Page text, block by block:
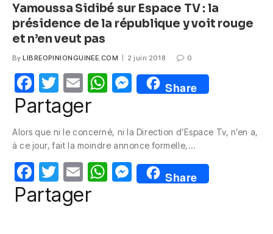
Yamoussa Sidibé sur Espace TV : la
présidence de la république y voit rouge
et n’en veut pas
By LIBREOPINIONGUINEE.COM 2 juin 2018 0
F
a
e
b
o
o
T
w
itt
er
E
m
W
s
A
p
M
e
e
n
g
Share
Partager
Alors que ni le concerné, ni la Direction d’Espace Tv, n’en a,
à ce jour, fait la moindre annonce formelle,…
F
a
T
w
itt
E
m
W M
e
Share
Partager